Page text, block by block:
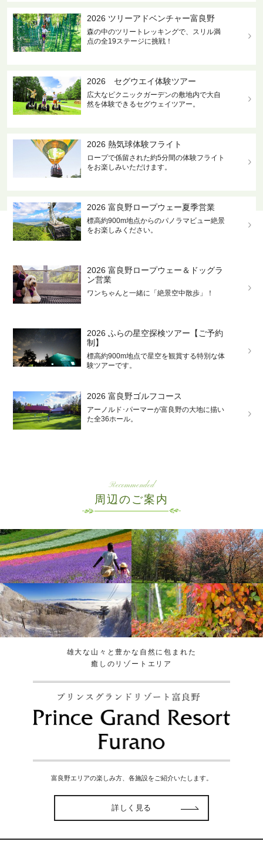
2026 ツリーアドベンチャー富良野
森の中のツリートレッキングで、スリル満
点の全19ステージに挑戦！
2026 セグウエイ体験ツアー
広大なピクニックガーデンの敷地内で大自
然を体験できるセグウェイツアー。
2026 熱気球体験フライト
ロープで係留された約5分間の体験フライト
をお楽しみいただけます。
2026 富良野ロープウェー夏季営業
標高約900m地点からのパノラマビュー絶景
をお楽しみください。
2026 富良野ロープウェー＆ドッグラ
ン営業
ワンちゃんと一緒に「絶景空中散歩」！
2026 ふらの星空探検ツアー【ご予約
制】
標高約900m地点で星空を観賞する特別な体
験ツアーです。
2026 富良野ゴルフコース
アーノルド･パーマーが富良野の大地に描い
た全36ホール。
Recommended
周辺のご案内
雄大な山々と豊かな自然に包まれた
癒しのリゾートエリア
富良野エリアの楽しみ方、各施設をご紹介いたします。
詳しく見る